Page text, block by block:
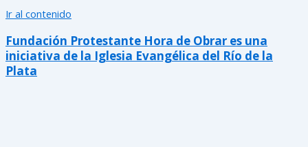
Ir al contenido
Fundación Protestante Hora de Obrar es una
iniciativa de la Iglesia Evangélica del Río de la
Plata